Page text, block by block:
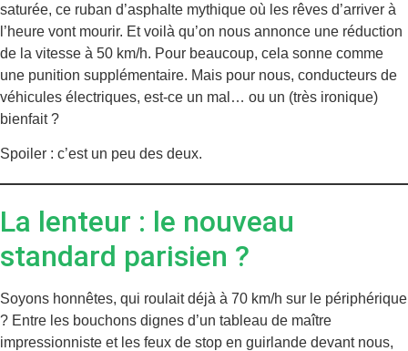
saturée, ce ruban d’asphalte mythique où les rêves d’arriver à
l’heure vont mourir. Et voilà qu’on nous annonce une réduction
de la vitesse à 50 km/h. Pour beaucoup, cela sonne comme
une punition supplémentaire. Mais pour nous, conducteurs de
véhicules électriques, est-ce un mal… ou un (très ironique)
bienfait ?
Spoiler : c’est un peu des deux.
La lenteur : le nouveau
standard parisien ?
Soyons honnêtes, qui roulait déjà à 70 km/h sur le périphérique
? Entre les bouchons dignes d’un tableau de maître
impressionniste et les feux de stop en guirlande devant nous,